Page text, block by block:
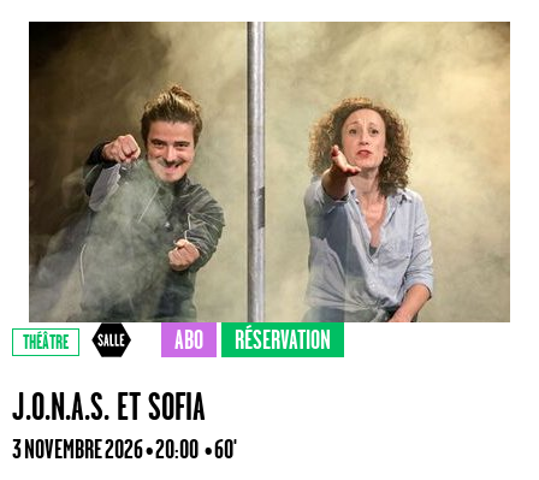
THÉÂTRE ABO RÉSERVATION
J.O.N.A.S. ET SOFIA
3 NOVEMBRE 2026 • 20:00 • 60'